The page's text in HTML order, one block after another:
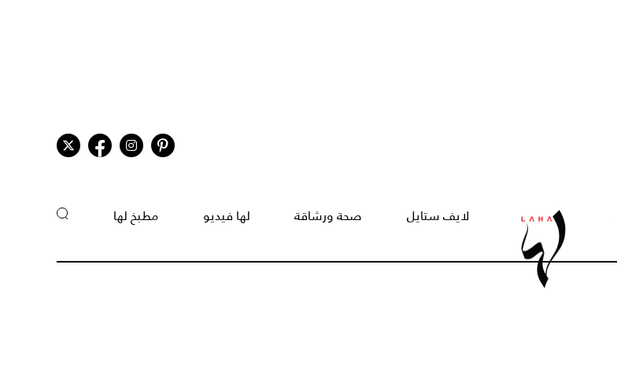
لايف ستايل صحة ورشاقة لها فيديو مطبخ لها